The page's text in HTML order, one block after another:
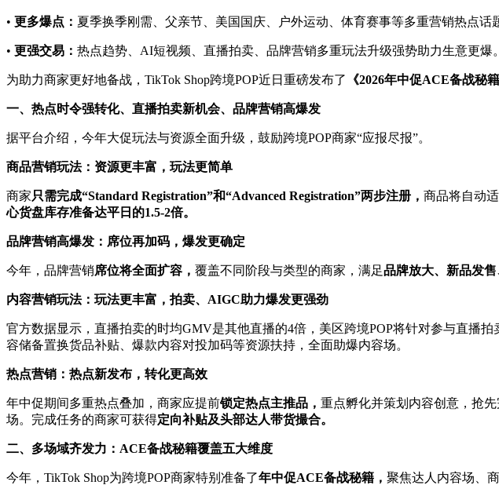
• 更多爆点： 夏季换季刚需、父亲节、美国国庆、户外运动、体育赛事等多重营销热点话
• 更强交易： 热点趋势、AI短视频、直播拍卖、品牌营销多重玩法升级强势助力生意更爆。
为助力商家更好地备战，TikTok Shop跨境POP近日重磅发布了 《2026年中促ACE备战秘
一、热点时令强转化、直播拍卖新机会、品牌营销高爆发
据平台介绍，今年大促玩法与资源全面升级，鼓励跨境POP商家“应报尽报”。
商品营销玩法：资源更丰富，玩法更简单
商家只需完成“Standard Registration”和“Advanced Registration”两步注册， 商品将自动
心货盘库存准备达平日的1.5-2倍。
品牌营销高爆发：席位再加码，爆发更确定
今年，品牌营销席位将全面扩容， 覆盖不同阶段与类型的商家，满足品牌放大、新品发
内容营销玩法：玩法更丰富，拍卖、 AIGC助力爆发更强劲
官方数据显示，直播拍卖的时均GMV是其他直播的4倍，美区跨境POP将针对参与直播
容储备置换货品补贴、爆款内容对投加码等资源扶持，全面助爆内容场。
热点营销：热点新发布，转化更高效
年中促期间多重热点叠加，商家应提前锁定热点主推品， 重点孵化并策划内容创意，抢
场。完成任务的商家可获得定向补贴及头部达人带货撮合。
二、多场域齐发力： ACE备战秘籍覆盖五大维度
今年，TikTok Shop为跨境POP商家特别准备了年中促ACE备战秘籍， 聚焦达人内容场、